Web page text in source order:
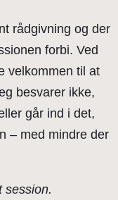
rådgivning og der
forbi. Ved
velkommen til at
besvarer ikke,
går ind i det,
– med mindre der
session.